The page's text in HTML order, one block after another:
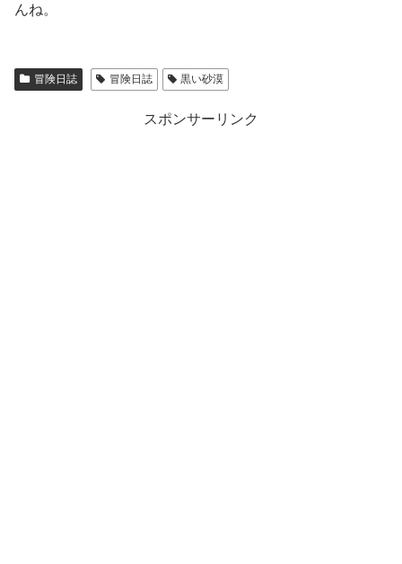
んね。
冒険日誌 冒険日誌 黒い砂漠
スポンサーリンク